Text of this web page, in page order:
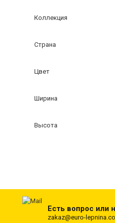
Коллекция
Страна
Цвет
Ширина
Высота
Есть вопрос или
zakaz@euro-